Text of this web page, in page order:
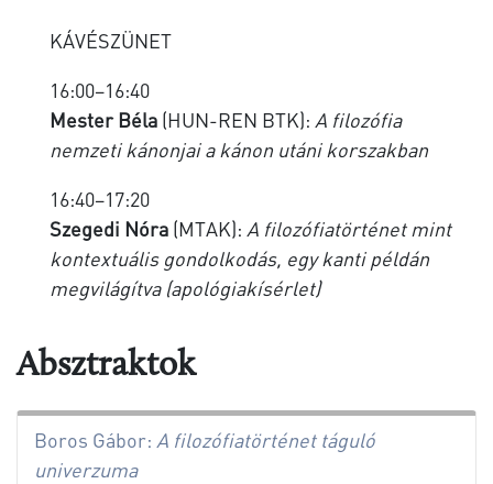
KÁVÉSZÜNET
16:00–16:40
Mester Béla (HUN-REN BTK): A filozófia
nemzeti kánonjai a kánon utáni korszakban
16:40–17:20
Szegedi Nóra (MTAK): A filozófiatörténet mint
kontextuális gondolkodás, egy kanti példán
megvilágítva (apológiakísérlet)
Absztraktok
Boros Gábor: A filozófiatörténet táguló
univerzuma